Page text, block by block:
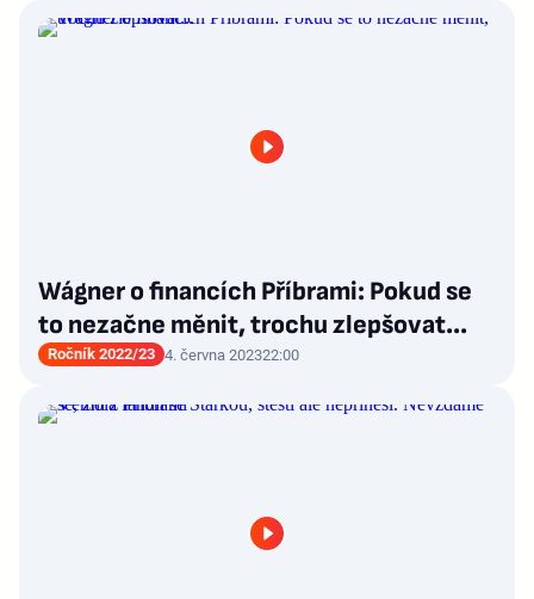
Wágner o financích Příbrami: Pokud se
to nezačne měnit, trochu zlepšovat...
Ročník 2022/23 4. června 202322:00